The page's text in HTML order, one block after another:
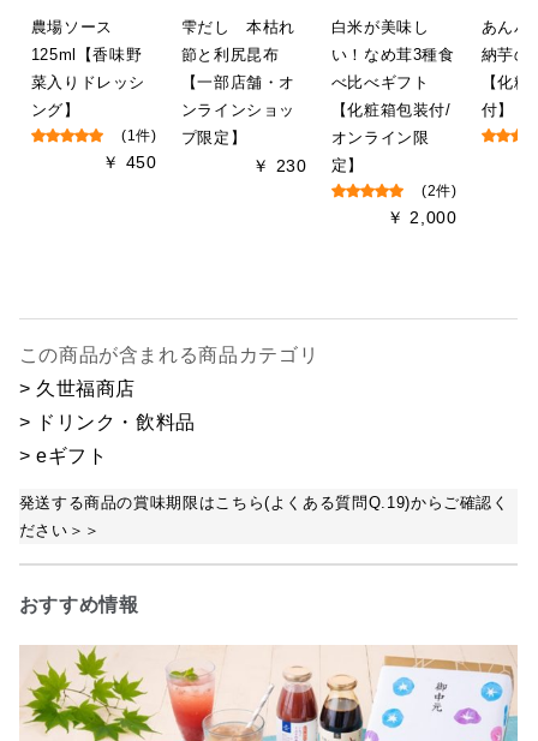
農場ソース
125ml【香味野
菜入りドレッシ
ング】
(1件)
￥ 450
雫だし 本枯れ
節と利尻昆布
【一部店舗・オ
ンラインショッ
プ限定】
￥ 230
白米が美味し
い！なめ茸3種食
べ比べギフト
【化粧箱包装付/
オンライン限
定】
(2件)
￥ 2,000
あんバ
納芋の
【化
付】
この商品が含まれる商品カテゴリ
> 久世福商店
> ドリンク・飲料品
> eギフト
発送する商品の賞味期限はこちら(よくある質問Q.19)からご確認く
ださい＞＞
おすすめ情報